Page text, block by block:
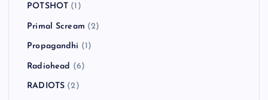
POTSHOT (1)
Primal Scream (2)
Propagandhi (1)
Radiohead (6)
RADIOTS (2)